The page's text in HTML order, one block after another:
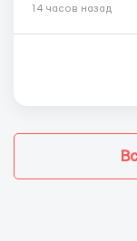
14 часов назад